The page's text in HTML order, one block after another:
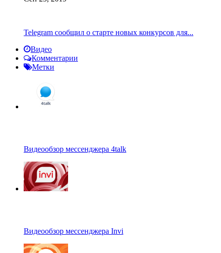
Telegram сообщил о старте новых конкурсов для...
Видео
Комментарии
Метки
Видеообзор мессенджера 4talk
Видеообзор мессенджера Invi